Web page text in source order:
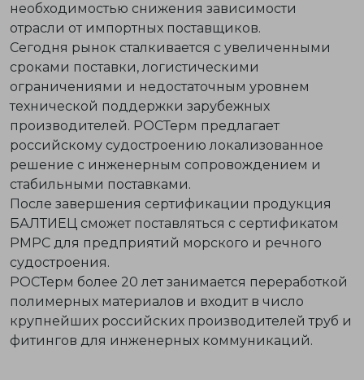
необходимостью снижения зависимости
отрасли от импортных поставщиков.
Сегодня рынок сталкивается с увеличенными
сроками поставки, логистическими
ограничениями и недостаточным уровнем
технической поддержки зарубежных
производителей. РОСТерм предлагает
российскому судостроению локализованное
решение с инженерным сопровождением и
стабильными поставками.
После завершения сертификации продукция
БАЛТИЕЦ сможет поставляться с сертификатом
РМРС для предприятий морского и речного
судостроения.
РОСТерм более 20 лет занимается переработкой
полимерных материалов и входит в число
крупнейших российских производителей труб и
фитингов для инженерных коммуникаций.